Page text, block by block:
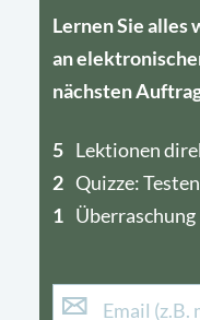
Lernen Sie alles
an
nächsten
5 Lektionen
2 Quizze:
1 Überraschung
4
1